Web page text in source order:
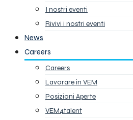
I nostri eventi
Rivivi i nostri eventi
News
Careers
Careers
Lavorare in VEM
Posizioni Aperte
VEM4talent